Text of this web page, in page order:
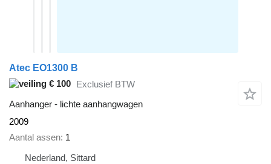
Atec EO1300 B
€ 100 Exclusief BTW
Aanhanger - lichte aanhangwagen
2009
Aantal assen 1
Nederland, Sittard